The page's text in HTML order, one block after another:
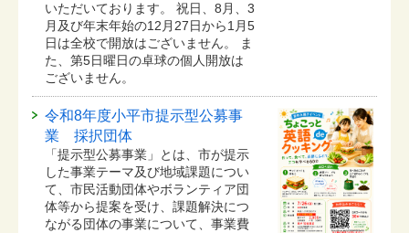
いただいております。 祝日、8月、3
月及び年末年始の12月27日から1月5
日は全校で開放はございません。 ま
た、第5日曜日の卓球の個人開放は
ございません。
令和8年度小平市提示型公募事
業 採択団体
「提示型公募事業」とは、市が提示
した事業テーマ及び地域課題につい
て、市民活動団体やボランティア団
体等から提案を受け、課題解決につ
ながる団体の事業について、事業費